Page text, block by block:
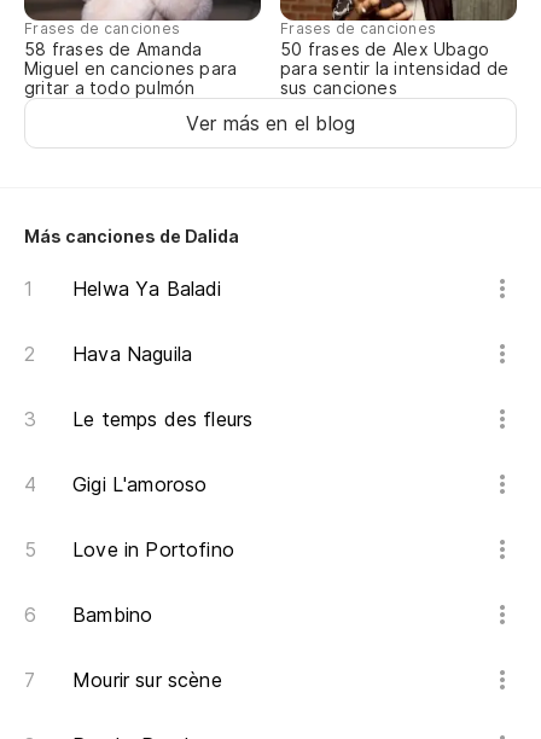
Frases de canciones
58 frases de Amanda
Miguel en canciones para
gritar a todo pulmón
Frases de canciones
50 frases de Alex Ubago
para sentir la intensidad de
sus canciones
Ver más en el blog
Más canciones de Dalida
Helwa Ya Baladi
Hava Naguila
Le temps des fleurs
Gigi L'amoroso
Love in Portofino
Bambino
Mourir sur scène